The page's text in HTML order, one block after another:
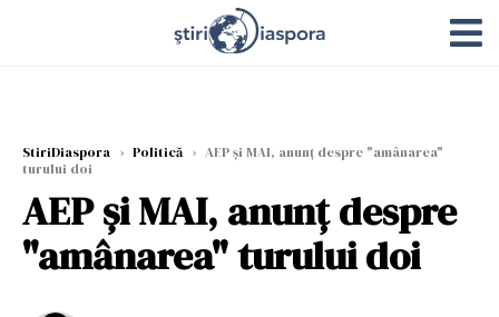
StiriDiaspora › Politică › AEP și MAI, anunț despre "amânarea"
turului doi
AEP și MAI, anunț despre
"amânarea" turului doi